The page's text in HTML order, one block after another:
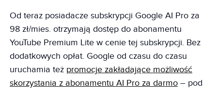
Od teraz posiadacze subskrypcji Google AI Pro za
98 zł/mies. otrzymają dostęp do abonamentu
YouTube Premium Lite w cenie tej subskrypcji. Bez
dodatkowych opłat. Google od czasu do czasu
uruchamia też promocje zakładające możliwość
skorzystania z abonamentu AI Pro za darmo – pod